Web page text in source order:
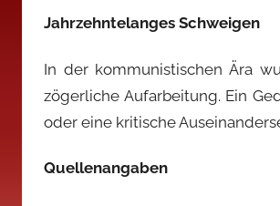
Jahrzehntelanges Schweigen
In der kommunistischen Ära
zögerliche Aufarbeitung. Ein
oder eine kritische
Quellenangaben